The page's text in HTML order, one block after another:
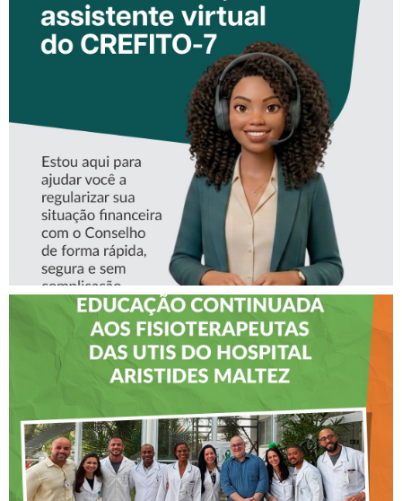
CONHEÇA A ‘ALINE’,
ASSISTENTE VIRTUAL DO
CREFITO-7
CREFITO-7 LEVA EDUCAÇÃO
CONTINUADA AOS
FISIOTERAPEUTAS DAS UTIs
DO HOSPITAL ARISTIDES
MALTEZ